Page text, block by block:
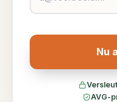
Nu
AVG-